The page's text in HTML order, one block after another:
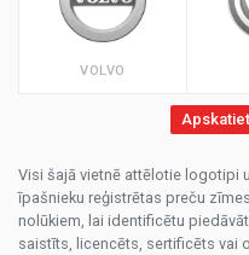
VOLVO
Visi šajā vietnē attēlotie logotipi
īpašnieku reģistrētas preču
nolūkiem, lai identificētu
saistīts, licencēts, sertificēts vai